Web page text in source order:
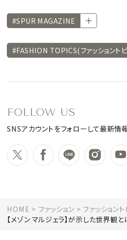
#SPUR MAGAZINE
#FASHION TOPICS(ファッショント
FOLLOW US
SNSアカウントをフォローして最新情
HOME ファッション ファッション
【メゾン マルジェラ】が示した世界観と